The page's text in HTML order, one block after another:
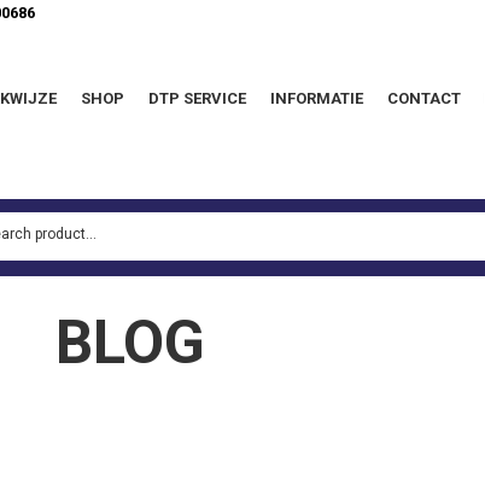
SHOP DTP SERVICE INFORMATIE CONTACT
BLOG